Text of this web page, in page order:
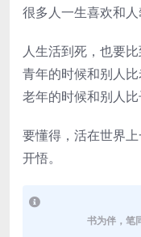
很多人一生喜欢和人
人生活到死，也要
青年的时候和别人
老年的时候和别人比
要懂得，活在世界
开悟。
书为伴，笔